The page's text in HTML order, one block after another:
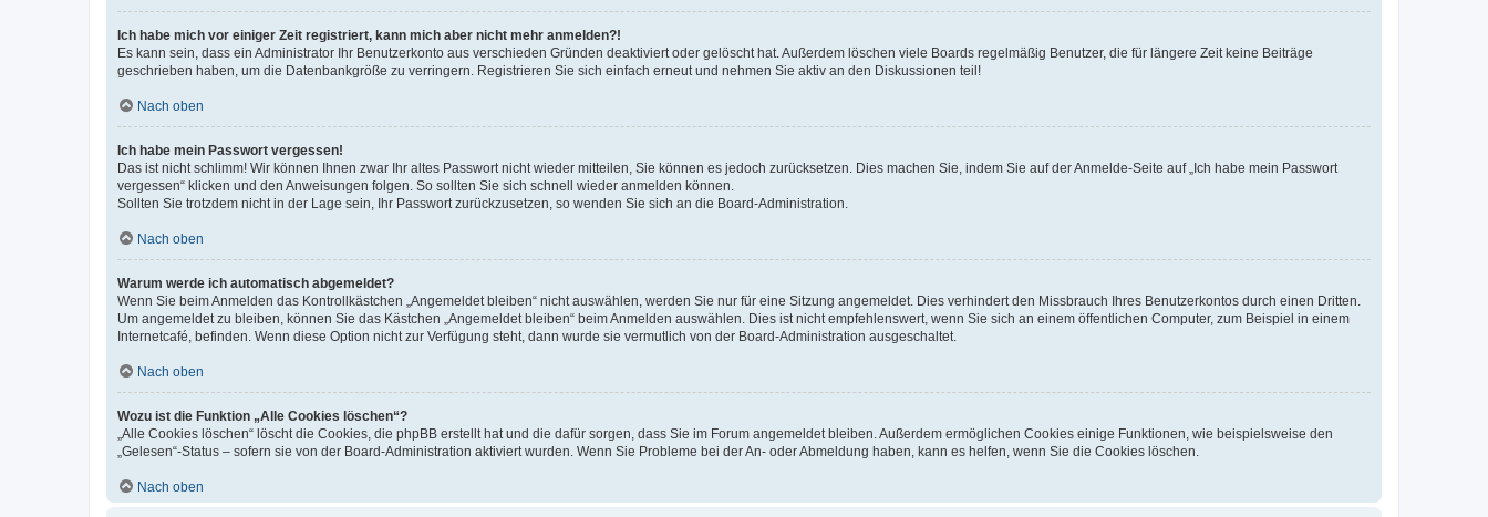
Ich habe mich vor einiger Zeit registriert, kann mich aber nicht mehr anmelden?!
Es kann sein, dass ein Administrator Ihr Benutzerkonto aus verschieden Gründen deaktiviert oder gelöscht hat. Außerdem löschen viele Boards regelmäßig Benutzer, die für längere Zeit keine Beiträge
geschrieben haben, um die Datenbankgröße zu verringern. Registrieren Sie sich einfach erneut und nehmen Sie aktiv an den Diskussionen teil!
Nach oben
Ich habe mein Passwort vergessen!
Das ist nicht schlimm! Wir können Ihnen zwar Ihr altes Passwort nicht wieder mitteilen, Sie können es jedoch zurücksetzen. Dies machen Sie, indem Sie auf der Anmelde-Seite auf „Ich habe mein Passwort
vergessen“ klicken und den Anweisungen folgen. So sollten Sie sich schnell wieder anmelden können.
Sollten Sie trotzdem nicht in der Lage sein, Ihr Passwort zurückzusetzen, so wenden Sie sich an die Board-Administration.
Nach oben
Warum werde ich automatisch abgemeldet?
Wenn Sie beim Anmelden das Kontrollkästchen „Angemeldet bleiben“ nicht auswählen, werden Sie nur für eine Sitzung angemeldet. Dies verhindert den Missbrauch Ihres Benutzerkontos durch einen Dritten.
Um angemeldet zu bleiben, können Sie das Kästchen „Angemeldet bleiben“ beim Anmelden auswählen. Dies ist nicht empfehlenswert, wenn Sie sich an einem öffentlichen Computer, zum Beispiel in einem
Internetcafé, befinden. Wenn diese Option nicht zur Verfügung steht, dann wurde sie vermutlich von der Board-Administration ausgeschaltet.
Nach oben
Wozu ist die Funktion „Alle Cookies löschen“?
„Alle Cookies löschen“ löscht die Cookies, die phpBB erstellt hat und die dafür sorgen, dass Sie im Forum angemeldet bleiben. Außerdem ermöglichen Cookies einige Funktionen, wie beispielsweise den
„Gelesen“-Status – sofern sie von der Board-Administration aktiviert wurden. Wenn Sie Probleme bei der An- oder Abmeldung haben, kann es helfen, wenn Sie die Cookies löschen.
Nach oben